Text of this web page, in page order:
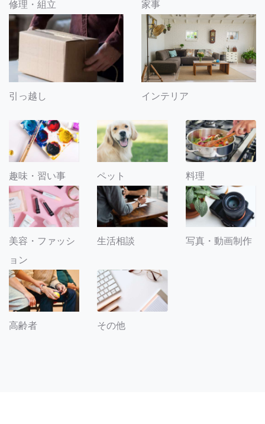
修理・組立 家事
引っ越し インテリア
趣味・習い事 ペット 料理
美容・ファッシ
ョン
生活相談 写真・動画制作
高齢者 その他